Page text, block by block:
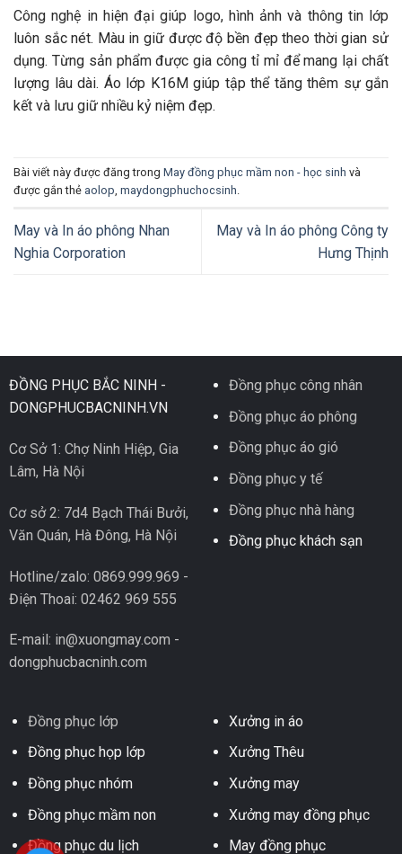
Công nghệ in hiện đại giúp logo, hình ảnh và thông tin lớp
luôn sắc nét. Màu in giữ được độ bền đẹp theo thời gian sử
dụng. Từng sản phẩm được gia công tỉ mỉ để mang lại chất
lượng lâu dài. Áo lớp K16M giúp tập thể tăng thêm sự gắn
kết và lưu giữ nhiều kỷ niệm đẹp.
Bài viết này được đăng trong May đồng phục mầm non - học sinh và
được gắn thẻ aolop, maydongphuchocsinh.
May và In áo phông Nhan
Nghia Corporation
May và In áo phông Công ty
Hưng Thịnh
ĐỒNG PHỤC BẮC NINH -
DONGPHUCBACNINH.VN
Cơ Sở 1: Chợ Ninh Hiệp, Gia
Lâm, Hà Nội
Cơ sở 2: 7d4 Bạch Thái Bưởi,
Văn Quán, Hà Đông, Hà Nội
Hotline/zalo: 0869.999.969 -
Điện Thoai: 02462 969 555
E-mail: in@xuongmay.com -
dongphucbacninh.com
Đồng phục công nhân
Đồng phục áo phông
Đồng phục áo gió
Đồng phục y tế
Đồng phục nhà hàng
Đồng phục khách sạn
Đồng phục lớp
Đồng phục họp lớp
Đồng phục nhóm
Đồng phục mầm non
Đồng phục du lịch
Xưởng in áo
Xưởng Thêu
Xưởng may
Xưởng may đồng phục
May đồng phục